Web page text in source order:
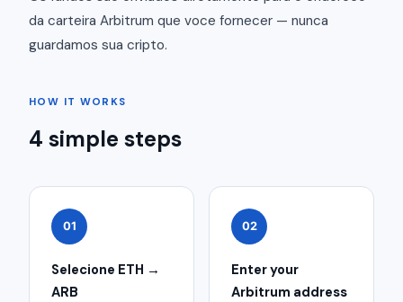
da carteira Arbitrum que voce fornecer — nunca
guardamos sua cripto.
HOW IT WORKS
4 simple steps
01
Selecione ETH →
ARB
02
Enter your
Arbitrum address